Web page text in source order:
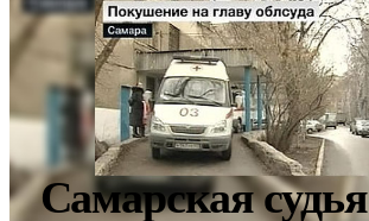
Самарская судья